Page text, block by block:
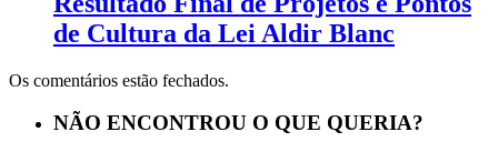
de Cultura da Lei Aldir Blanc
Os comentários estão fechados.
NÃO ENCONTROU O QUE QUERIA?